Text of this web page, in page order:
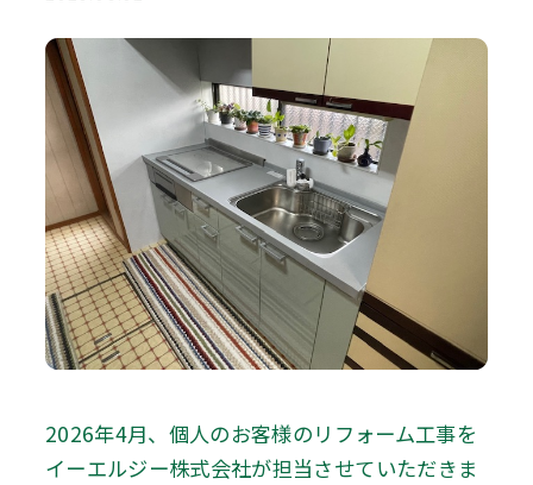
2026年4月、個人のお客様のリフォーム工事を
イーエルジー株式会社が担当させていただきま